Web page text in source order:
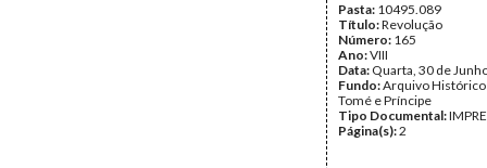
Pasta: 10495.089
Título:Revolução
Número: 165
Ano:VIII
Data: Quarta, 30 de
Fundo:Arquivo Histórico
Tomé e Príncipe
Tipo Documental:
Página(s):2